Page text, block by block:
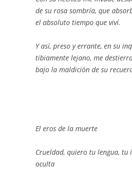
de su rosa sombría, que
el absoluto tiempo que viví.
Y así, preso y errante, en su
tibiamente lejano, me
bajo la maldición de su
El eros de la muerte
Crueldad, quiero tu lengua, tu
oculta